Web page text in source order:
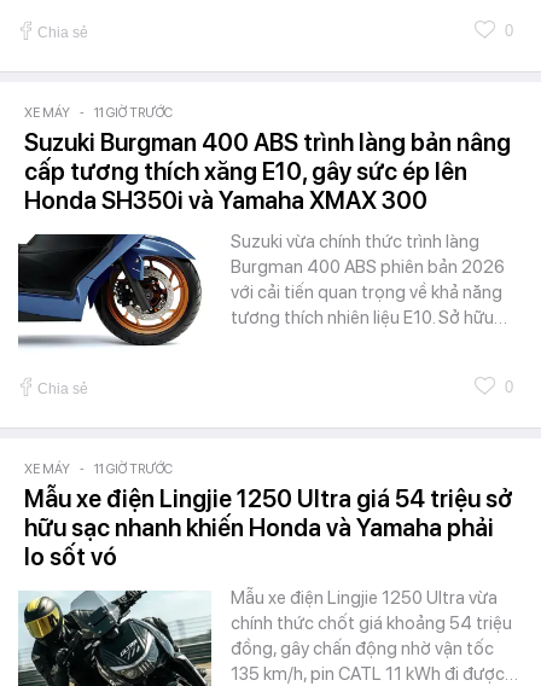
Chia sẻ 0
XE MÁY - 11 GIỜ TRƯỚC
Suzuki Burgman 400 ABS trình làng bản nâng
cấp tương thích xăng E10, gây sức ép lên
Honda SH350i và Yamaha XMAX 300
Suzuki vừa chính thức trình làng
Burgman 400 ABS phiên bản 2026
với cải tiến quan trọng về khả năng
tương thích nhiên liệu E10. Sở hữu…
Chia sẻ 0
XE MÁY - 11 GIỜ TRƯỚC
Mẫu xe điện Lingjie 1250 Ultra giá 54 triệu sở
hữu sạc nhanh khiến Honda và Yamaha phải
lo sốt vó
Mẫu xe điện Lingjie 1250 Ultra vừa
chính thức chốt giá khoảng 54 triệu
đồng, gây chấn động nhờ vận tốc
135 km/h, pin CATL 11 kWh đi được…